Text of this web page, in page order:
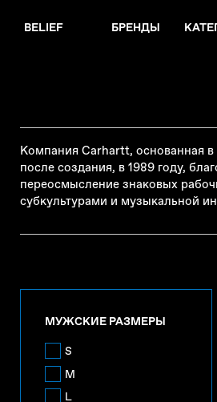
BELIEF БРЕНДЫ
Компания Carhartt, основанная
после создания, в 1989 году,
переосмысление знаковых
субкультурами и музыкальной
МУЖСКИЕ РАЗМЕРЫ
S
M
L